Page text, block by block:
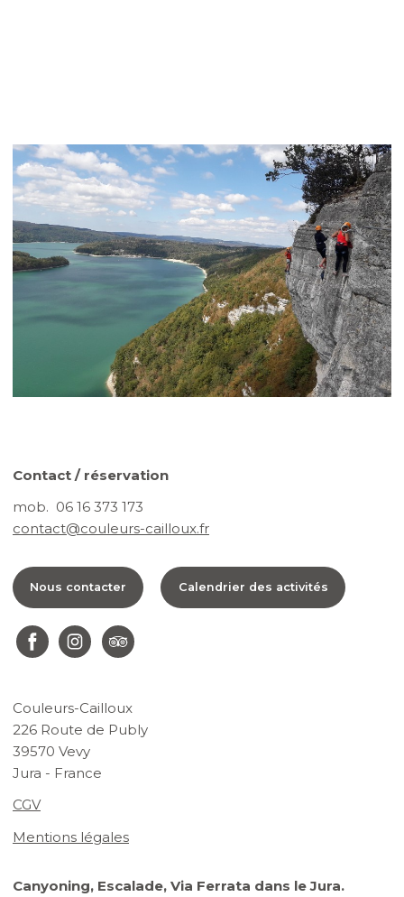
Contact / réservation
mob. 06 16 373 173
contact@couleurs-cailloux.fr
Nous contacter Calendrier des activités
Couleurs-Cailloux
226 Route de Publy
39570 Vevy
Jura - France
CGV
Mentions légales
Canyoning, Escalade, Via Ferrata dans le Jura.